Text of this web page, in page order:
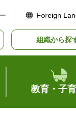
Foreign
組織から探
教育・子